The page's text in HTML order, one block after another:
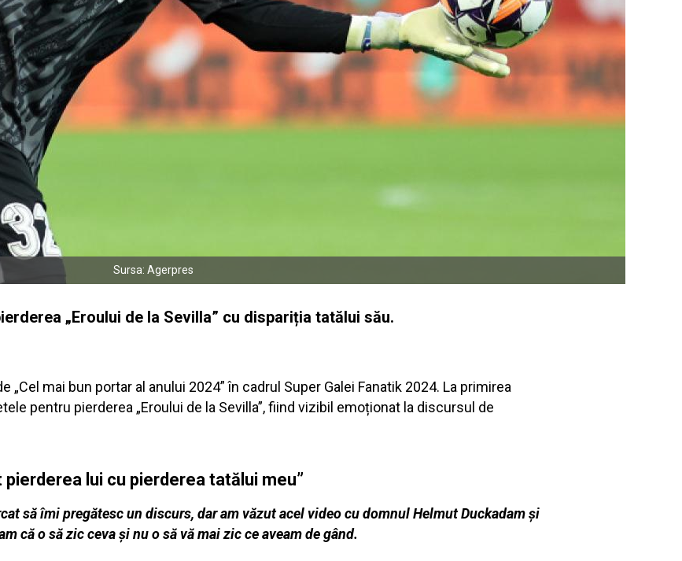
Sursa: Agerpres
„Eroului de la Sevilla” cu dispariția tatălui său.
„Cel mai bun portar al anului 2024” în cadrul Super Galei Fanatik 2024. La primirea
pentru pierderea „Eroului de la Sevilla”, fiind vizibil emoționat la discursul de
lui cu pierderea tatălui meu”
să îmi pregătesc un discurs, dar am văzut acel video cu domnul Helmut Duckadam și
că o să zic ceva și nu o să vă mai zic ce aveam de gând.